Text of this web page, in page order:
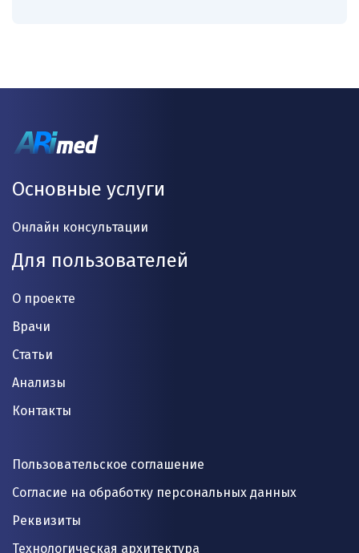
Основные услуги
Онлайн консультации
Для пользователей
О проекте
Врачи
Статьи
Анализы
Контакты
Пользовательское соглашение
Согласие на обработку персональных данных
Реквизиты
Технологическая архитектура